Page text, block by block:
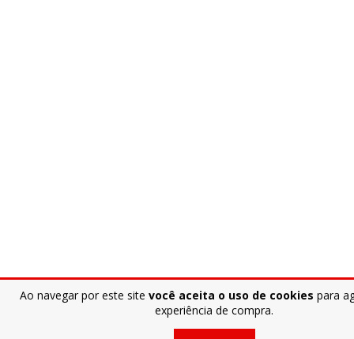
Ao navegar por este site você aceita o uso de cookies para
experiência de compra.